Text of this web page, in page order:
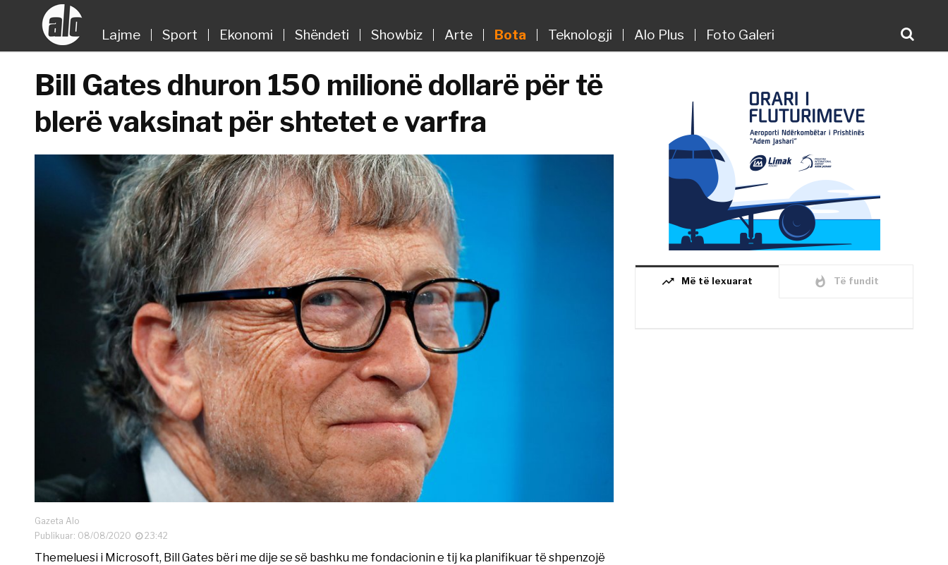
Lajme Sport Ekonomi Shëndeti Showbiz Arte Bota Teknologji Alo Plus Foto Galeri
Bill Gates dhuron 150 milionë dollarë për të
blerë vaksinat për shtetet e varfra
Gazeta Alo
Publikuar: 08/08/2020
23:42
Themeluesi i Microsoft, Bill Gates bëri me dije se së bashku me fondacionin e tij ka planifikuar të shpenzojë
trending_up Më të lexuarat whatshot Të fundit